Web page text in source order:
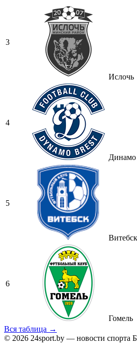
3
Ислочь
4
Динамо
5
Витебск
6
Гомель
Вся таблица →
© 2026 24sport.by — новости спорта